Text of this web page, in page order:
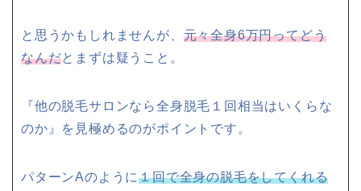
と思うかもしれませんが、 元々全身6万円ってどう
なんだとまずは疑うこと。
『他の脱毛サロンなら全身脱毛１回相当はいくらな
のか』を見極めるのがポイントです。
パターンAのように１回で全身の脱毛をしてくれる